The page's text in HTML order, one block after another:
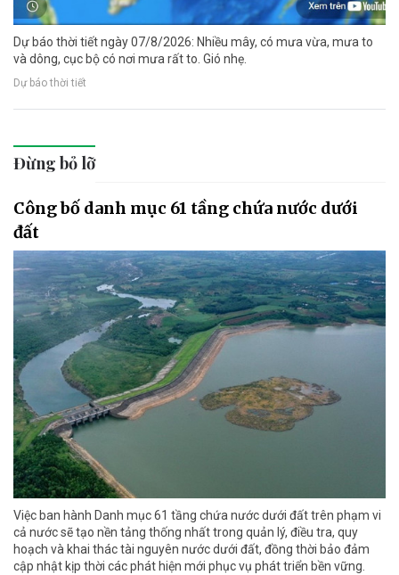
Dự báo thời tiết ngày 07/8/2026: Nhiều mây, có mưa vừa, mưa to
và dông, cục bộ có nơi mưa rất to. Gió nhẹ.
Dự báo thời tiết
Đừng bỏ lỡ
Công bố danh mục 61 tầng chứa nước dưới
đất
Việc ban hành Danh mục 61 tầng chứa nước dưới đất trên phạm vi
cả nước sẽ tạo nền tảng thống nhất trong quản lý, điều tra, quy
hoạch và khai thác tài nguyên nước dưới đất, đồng thời bảo đảm
cập nhật kịp thời các phát hiện mới phục vụ phát triển bền vững.